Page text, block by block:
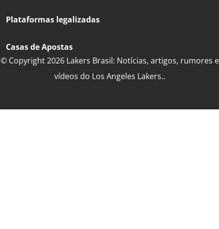
Plataformas legalizadas
Casas de Apostas
© Copyright 2026 Lakers Brasil: Notícias, artigos, rumores e
vídeos do Los Angeles Lakers..